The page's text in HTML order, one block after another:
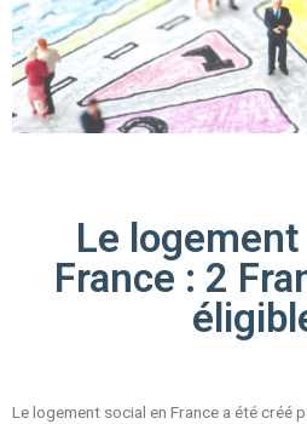
Le
France : 2
Le logement social en France a été créé